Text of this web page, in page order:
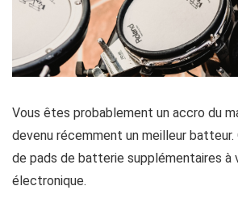
Vous êtes probablement un accro du
devenu récemment un meilleur batteur.
de pads de batterie supplémentaires à
électronique.